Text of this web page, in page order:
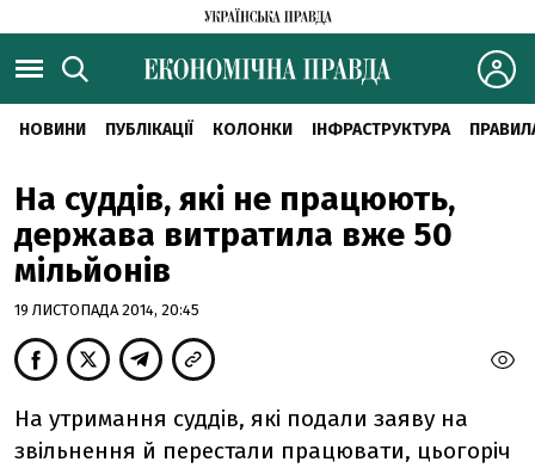
НОВИНИ ПУБЛІКАЦІЇ КОЛОНКИ ІНФРАСТРУКТУРА
На суддів, які не працюють,
держава витратила вже 50
мільйонів
19 ЛИСТОПАДА 2014, 20:45
На утримання суддів, які подали заяву на
звільнення й перестали працювати, цьогоріч